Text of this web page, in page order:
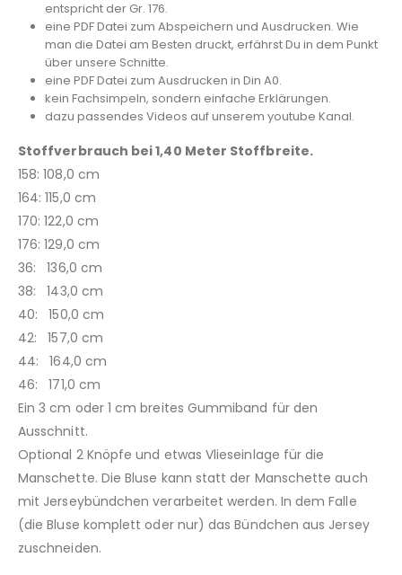
entspricht der Gr. 176.
eine PDF Datei zum Abspeichern und Ausdrucken. Wie
man die Datei am Besten druckt, erfährst Du in dem Punkt
über unsere Schnitte.
eine PDF Datei zum Ausdrucken in Din A0.
kein Fachsimpeln, sondern einfache Erklärungen.
dazu passendes Videos auf unserem youtube Kanal.
Stoffverbrauch bei 1,40 Meter Stoffbreite.
158: 108,0 cm
164: 115,0 cm
170: 122,0 cm
176: 129,0 cm
36: 136,0 cm
38: 143,0 cm
40: 150,0 cm
42: 157,0 cm
44: 164,0 cm
46: 171,0 cm
Ein 3 cm oder 1 cm breites Gummiband für den
Ausschnitt.
Optional 2 Knöpfe und etwas Vlieseinlage für die
Manschette. Die Bluse kann statt der Manschette auch
mit Jerseybündchen verarbeitet werden. In dem Falle
(die Bluse komplett oder nur) das Bündchen aus Jersey
zuschneiden.